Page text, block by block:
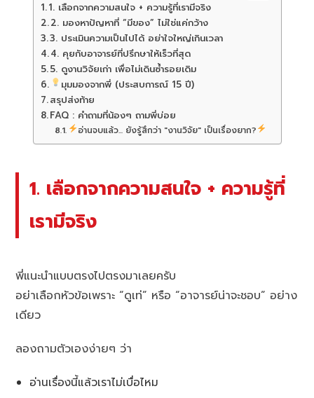
1. เลือกจากความสนใจ + ความรู้ที่เรามีจริง
2. มองหาปัญหาที่ “มีของ” ไม่ใช่แค่กว้าง
3. ประเมินความเป็นไปได้ อย่าใจใหญ่เกินเวลา
4. คุยกับอาจารย์ที่ปรึกษาให้เร็วที่สุด
5. ดูงานวิจัยเก่า เพื่อไม่เดินซ้ำรอยเดิม
มุมมองจากพี่ (ประสบการณ์ 15 ปี)
สรุปส่งท้าย
FAQ : คำถามที่น้องๆ ถามพี่บ่อย
อ่านจบแล้ว... ยังรู้สึกว่า "งานวิจัย" เป็นเรื่องยาก?
1. เลือกจากความสนใจ + ความรู้ที่
เรามีจริง
พี่แนะนำแบบตรงไปตรงมาเลยครับ
อย่าเลือกหัวข้อเพราะ “ดูเท่” หรือ “อาจารย์น่าจะชอบ” อย่าง
เดียว
ลองถามตัวเองง่ายๆ ว่า
อ่านเรื่องนี้แล้วเราไม่เบื่อไหม